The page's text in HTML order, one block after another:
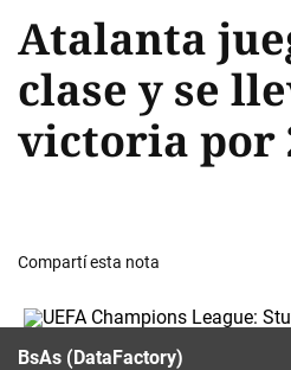
Atalanta
clase y se
victoria por
Compartí esta nota
BsAs (DataFactory)